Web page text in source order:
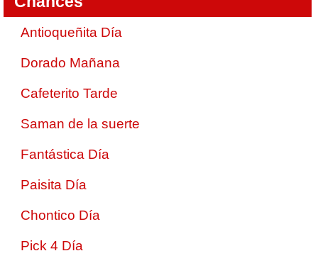
Antioqueñita Día
Dorado Mañana
Cafeterito Tarde
Saman de la suerte
Fantástica Día
Paisita Día
Chontico Día
Pick 4 Día